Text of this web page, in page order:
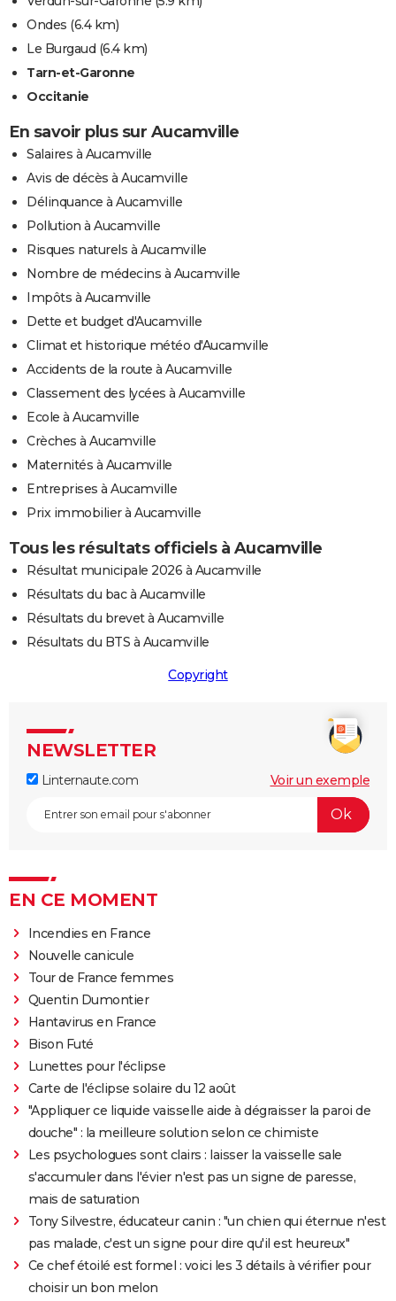
Ondes (6.4 km)
Le Burgaud (6.4 km)
Tarn-et-Garonne
Occitanie
En savoir plus sur Aucamville
Salaires à Aucamville
Avis de décès à Aucamville
Délinquance à Aucamville
Pollution à Aucamville
Risques naturels à Aucamville
Nombre de médecins à Aucamville
Impôts à Aucamville
Dette et budget d'Aucamville
Climat et historique météo d'Aucamville
Accidents de la route à Aucamville
Classement des lycées à Aucamville
Ecole à Aucamville
Crèches à Aucamville
Maternités à Aucamville
Entreprises à Aucamville
Prix immobilier à Aucamville
Tous les résultats officiels à Aucamville
Résultat municipale 2026 à Aucamville
Résultats du bac à Aucamville
Résultats du brevet à Aucamville
Résultats du BTS à Aucamville
Copyright
NEWSLETTER
Linternaute.com Voir un exemple
EN CE MOMENT
Incendies en France
Nouvelle canicule
Tour de France femmes
Quentin Dumontier
Hantavirus en France
Bison Futé
Lunettes pour l'éclipse
Carte de l'éclipse solaire du 12 août
"Appliquer ce liquide vaisselle aide à dégraisser la paroi de
douche" : la meilleure solution selon ce chimiste
Les psychologues sont clairs : laisser la vaisselle sale
s'accumuler dans l'évier n'est pas un signe de paresse,
mais de saturation
Tony Silvestre, éducateur canin : "un chien qui éternue n'est
pas malade, c'est un signe pour dire qu'il est heureux"
Ce chef étoilé est formel : voici les 3 détails à vérifier pour
choisir un bon melon